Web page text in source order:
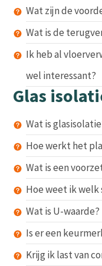
Wat zijn de
Wat is de
Ik heb al
wel interessant?
Glas
Wat is
Hoe werkt het
Wat is een
Hoe weet ik
Wat is U-waarde?
Is er een
Krijg ik last van